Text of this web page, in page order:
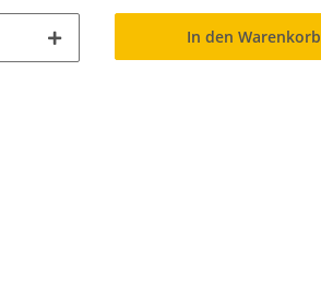
In den Warenkorb